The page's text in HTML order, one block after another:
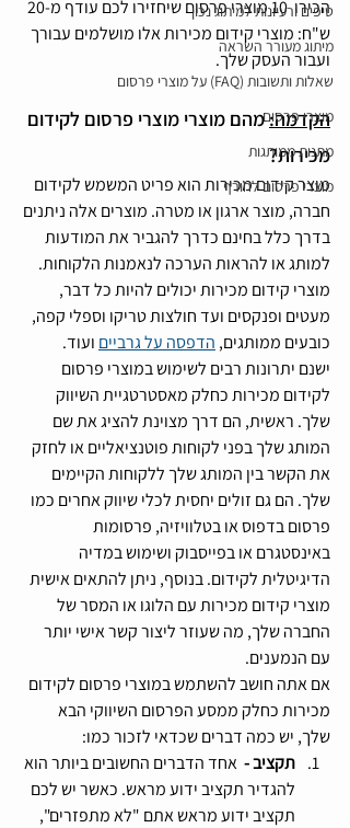
טיפים ורעיונות למיתוג נכון
מיתוג מעורר השראה
שאלות ותשובות (FAQ) על מוצרי פרסום
מוצרי פרסום
מתנות ממותגות
מוצרי פרסום לחורף
ש"ח: מוצרי קידום מכירות אלו מושלמים עבורך
ועבור העסק שלך.
הקדמה: מהם מוצרי מוצרי פרסום לקידום
מכירות?
מוצר קידום מכירות הוא פריט המשמש לקידום
חברה, מוצר ארגון או מטרה. מוצרים אלה ניתנים
בדרך כלל בחינם כדרך להגביר את המודעות
למותג או להראות הערכה לנאמנות הלקוחות.
מוצרי קידום מכירות יכולים להיות כל דבר,
מעטים ופנקסים ועד חולצות טריקו וספלי קפה,
כובעים ממותגים, הדפסה על גרביים ועוד.
ישנם יתרונות רבים לשימוש במוצרי פרסום
לקידום מכירות כחלק מאסטרטגיית השיווק
שלך. ראשית, הם דרך מצוינת להציג את שם
המותג שלך בפני לקוחות פוטנציאליים או לחזק
את הקשר בין המותג שלך ללקוחות הקיימים
שלך. הם גם זולים יחסית לכלי שיווק אחרים כמו
פרסום בדפוס או בטלוויזיה, פרסומות
באינסטגרם או בפייסבוק ושימוש במדיה
הדיגיטלית לקידום. בנוסף, ניתן להתאים אישית
מוצרי קידום מכירות עם הלוגו או המסר של
החברה שלך, מה שעוזר ליצור קשר אישי יותר
עם הנמענים.
אם אתה חושב להשתמש במוצרי פרסום לקידום
מכירות כחלק ממסע הפרסום השיווקי הבא
שלך, יש כמה דברים שכדאי לזכור כמו:
תקציב - אחד הדברים החשובים ביותר הוא
להגדיר תקציב ידוע מראש. כאשר יש לכם
תקציב ידוע מראש אתם "לא מתפזרים",